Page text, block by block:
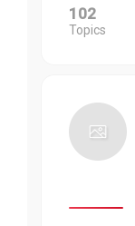
102
Topics